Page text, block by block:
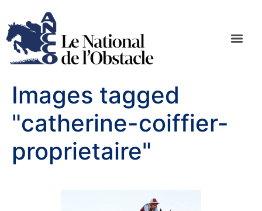
Images tagged
"catherine-coiffier-
proprietaire"